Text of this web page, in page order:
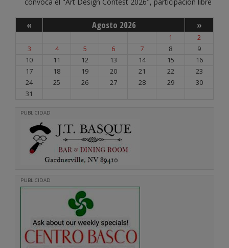
« Agosto 2026 »
1
2
3
4 5 6 7 8
9
10
11 12 13 14 15
16
17
18 19 20 21 22
23
24
25 26 27 28 29
30
31
PUBLICIDAD
PUBLICIDAD